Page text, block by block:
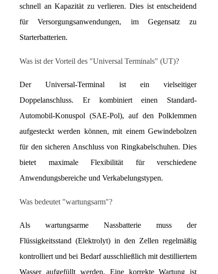
schnell an Kapazität zu verlieren. Dies ist entscheidend
für Versorgungsanwendungen, im Gegensatz zu
Starterbatterien.
Was ist der Vorteil des "Universal Terminals" (UT)?
Der Universal-Terminal ist ein vielseitiger
Doppelanschluss. Er kombiniert einen Standard-
Automobil-Konuspol (SAE-Pol), auf den Polklemmen
aufgesteckt werden können, mit einem Gewindebolzen
für den sicheren Anschluss von Ringkabelschuhen. Dies
bietet maximale Flexibilität für verschiedene
Anwendungsbereiche und Verkabelungstypen.
Was bedeutet "wartungsarm"?
Als wartungsarme Nassbatterie muss der
Flüssigkeitsstand (Elektrolyt) in den Zellen regelmäßig
kontrolliert und bei Bedarf ausschließlich mit destilliertem
Wasser aufgefüllt werden. Eine korrekte Wartung ist